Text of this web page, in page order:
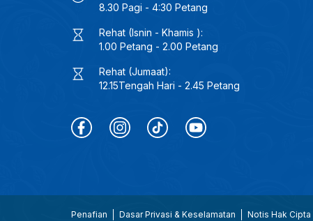
8.30 Pagi - 4:30 Petang
Rehat (Isnin - Khamis ):
1.00 Petang - 2.00 Petang
Rehat (Jumaat):
12.15Tengah Hari - 2.45 Petang
Penafian Dasar Privasi & Keselamatan
Notis Hak Cipta